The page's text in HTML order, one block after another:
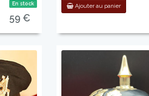
En stock
59 €
Ajouter au panier